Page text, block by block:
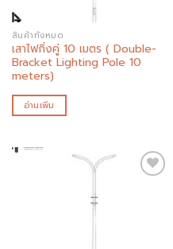
สินค้าทั้งหมด
เสาไฟกิ่งคู่ 10 เมตร ( Double-
Bracket Lighting Pole 10
meters)
อ่านเพิ่ม